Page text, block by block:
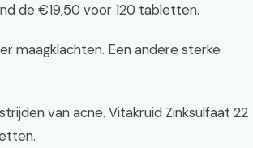
de €19,50 voor 120 tabletten.
maagklachten. Een andere sterke
van acne. Vitakruid Zinksulfaat 22